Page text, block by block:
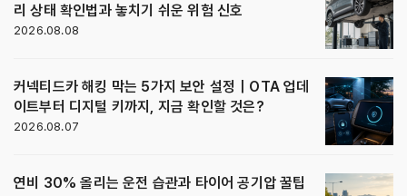
리 상태 확인법과 놓치기 쉬운 위험 신호
2026.08.08
커넥티드카 해킹 막는 5가지 보안 설정｜OTA 업데
이트부터 디지털 키까지, 지금 확인할 것은?
2026.08.07
연비 30% 올리는 운전 습관과 타이어 공기압 꿀팁